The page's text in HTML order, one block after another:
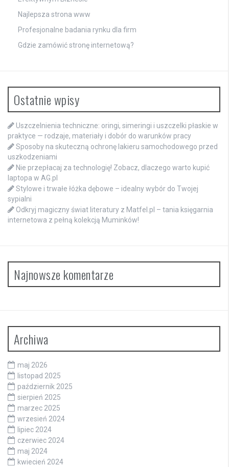
Najlepsza strona www
Profesjonalne badania rynku dla firm
Gdzie zamówić stronę internetową?
Ostatnie wpisy
Uszczelnienia techniczne: oringi, simeringi i uszczelki płaskie w
praktyce — rodzaje, materiały i dobór do warunków pracy
Sposoby na skuteczną ochronę lakieru samochodowego przed
uszkodzeniami
Nie przepłacaj za technologię! Zobacz, dlaczego warto kupić
laptopa w AG.pl
Stylowe i trwałe łóżka dębowe – idealny wybór do Twojej
sypialni
Odkryj magiczny świat literatury z Matfel.pl – tania księgarnia
internetowa z pełną kolekcją Muminków!
Najnowsze komentarze
Archiwa
maj 2026
listopad 2025
październik 2025
sierpień 2025
marzec 2025
wrzesień 2024
lipiec 2024
czerwiec 2024
maj 2024
kwiecień 2024